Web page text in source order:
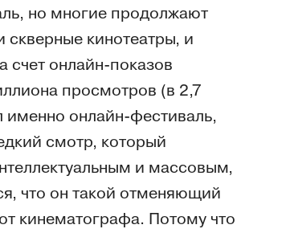
но многие продолжают
кинотеатры, и
онлайн-показов
просмотров (в 2,7
онлайн-фестиваль,
смотр, который
и массовым,
что он такой отменяющий
кинематографа. Потому что